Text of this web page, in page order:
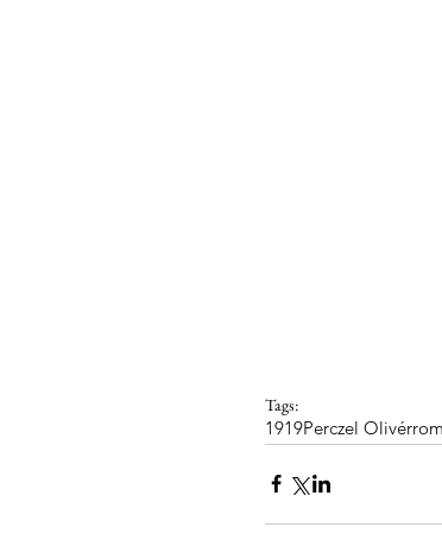
Tags:
1919Perczel Olivér